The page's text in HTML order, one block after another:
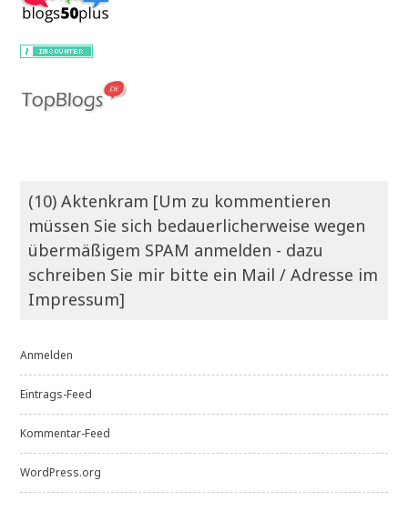
(10) Aktenkram [Um zu kommentieren
müssen Sie sich bedauerlicherweise wegen
übermäßigem SPAM anmelden - dazu
schreiben Sie mir bitte ein Mail / Adresse im
Impressum]
Anmelden
Eintrags-Feed
Kommentar-Feed
WordPress.org